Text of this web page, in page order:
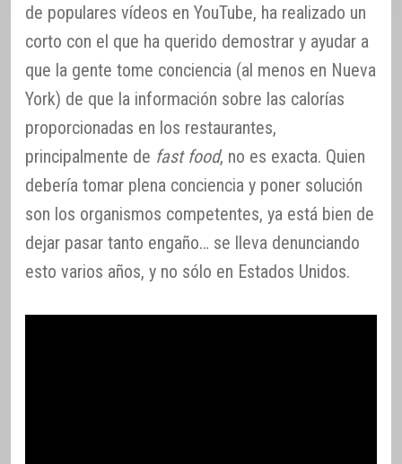
de populares vídeos en YouTube, ha realizado un
corto con el que ha querido demostrar y ayudar a
que la gente tome conciencia (al menos en Nueva
York) de que la información sobre las calorías
proporcionadas en los restaurantes,
principalmente de fast food, no es exacta. Quien
debería tomar plena conciencia y poner solución
son los organismos competentes, ya está bien de
dejar pasar tanto engaño… se lleva denunciando
esto varios años, y no sólo en Estados Unidos.